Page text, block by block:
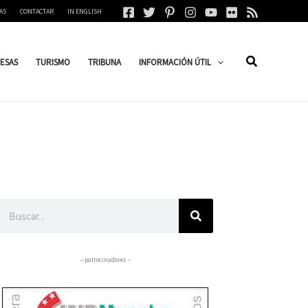
CONTACTAR IN ENGLISH
TURISMO TRIBUNA INFORMACIÓN ÚTIL
– patrocinadores –